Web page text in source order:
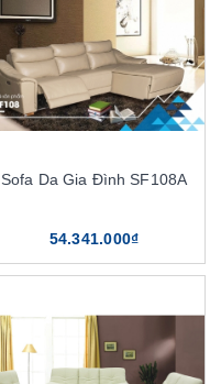
Sofa Da Gia Đình SF108A
54.341.000₫